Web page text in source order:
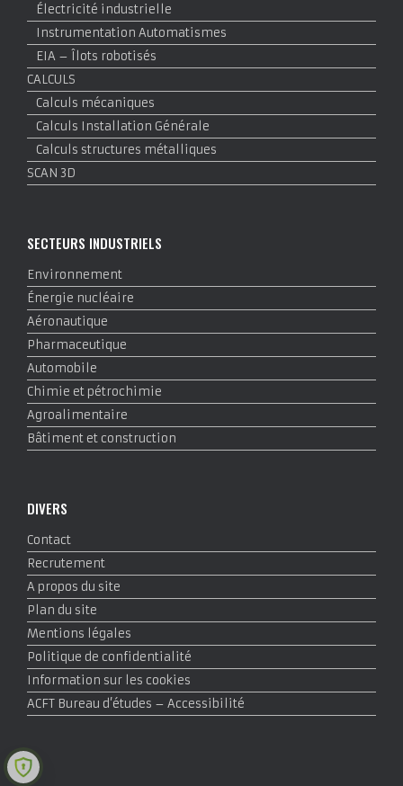
Électricité industrielle
Instrumentation Automatismes
EIA – Îlots robotisés
CALCULS
Calculs mécaniques
Calculs Installation Générale
Calculs structures métalliques
SCAN 3D
SECTEURS INDUSTRIELS
Environnement
Énergie nucléaire
Aéronautique
Pharmaceutique
Automobile
Chimie et pétrochimie
Agroalimentaire
Bâtiment et construction
DIVERS
Contact
Recrutement
A propos du site
Plan du site
Mentions légales
Politique de confidentialité
Information sur les cookies
ACFT Bureau d’études – Accessibilité